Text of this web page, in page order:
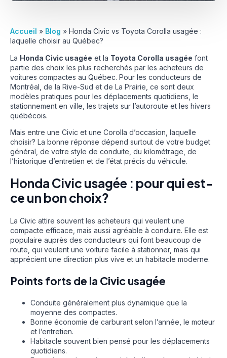
Accueil » Blog » Honda Civic vs Toyota Corolla usagée :
laquelle choisir au Québec?
La Honda Civic usagée et la Toyota Corolla usagée font
partie des choix les plus recherchés par les acheteurs de
voitures compactes au Québec. Pour les conducteurs de
Montréal, de la Rive-Sud et de La Prairie, ce sont deux
modèles pratiques pour les déplacements quotidiens, le
stationnement en ville, les trajets sur l’autoroute et les hivers
québécois.
Mais entre une Civic et une Corolla d’occasion, laquelle
choisir? La bonne réponse dépend surtout de votre budget
général, de votre style de conduite, du kilométrage, de
l’historique d’entretien et de l’état précis du véhicule.
Honda Civic usagée : pour qui est-
ce un bon choix?
La Civic attire souvent les acheteurs qui veulent une
compacte efficace, mais aussi agréable à conduire. Elle est
populaire auprès des conducteurs qui font beaucoup de
route, qui veulent une voiture facile à stationner, mais qui
apprécient une direction plus vive et un habitacle moderne.
Points forts de la Civic usagée
Conduite généralement plus dynamique que la
moyenne des compactes.
Bonne économie de carburant selon l’année, le moteur
et l’entretien.
Habitacle souvent bien pensé pour les déplacements
quotidiens.